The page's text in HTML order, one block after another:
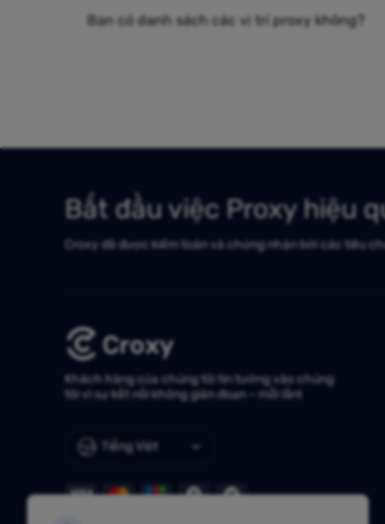
Bạn có danh sách các vị trí proxy không?
Bắt đầu việc Proxy hiệu
Croxy đã được kiểm toán và chứng nhận bởi các tiêu
Khách hàng của chúng tôi tin tưởng vào chúng
tôi vì sự kết nối không gián đoạn – mỗi lần!
Tiếng Việt